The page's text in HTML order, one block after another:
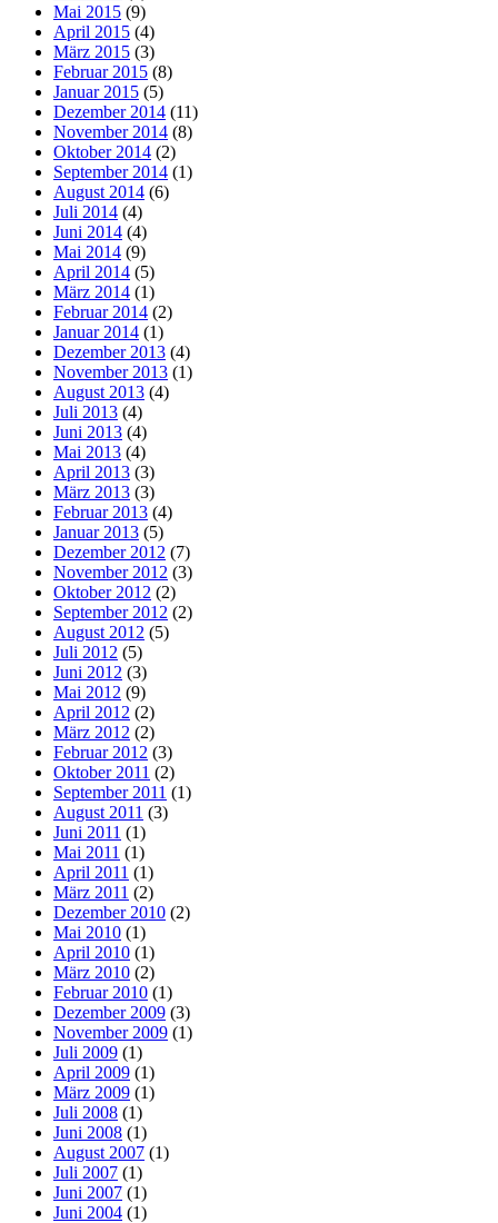
Mai 2015 (9)
April 2015 (4)
März 2015 (3)
Februar 2015 (8)
Januar 2015 (5)
Dezember 2014 (11)
November 2014 (8)
Oktober 2014 (2)
September 2014 (1)
August 2014 (6)
Juli 2014 (4)
Juni 2014 (4)
Mai 2014 (9)
April 2014 (5)
März 2014 (1)
Februar 2014 (2)
Januar 2014 (1)
Dezember 2013 (4)
November 2013 (1)
August 2013 (4)
Juli 2013 (4)
Juni 2013 (4)
Mai 2013 (4)
April 2013 (3)
März 2013 (3)
Februar 2013 (4)
Januar 2013 (5)
Dezember 2012 (7)
November 2012 (3)
Oktober 2012 (2)
September 2012 (2)
August 2012 (5)
Juli 2012 (5)
Juni 2012 (3)
Mai 2012 (9)
April 2012 (2)
März 2012 (2)
Februar 2012 (3)
Oktober 2011 (2)
September 2011 (1)
August 2011 (3)
Juni 2011 (1)
Mai 2011 (1)
April 2011 (1)
März 2011 (2)
Dezember 2010 (2)
Mai 2010 (1)
April 2010 (1)
März 2010 (2)
Februar 2010 (1)
Dezember 2009 (3)
November 2009 (1)
Juli 2009 (1)
April 2009 (1)
März 2009 (1)
Juli 2008 (1)
Juni 2008 (1)
August 2007 (1)
Juli 2007 (1)
Juni 2007 (1)
Juni 2004 (1)